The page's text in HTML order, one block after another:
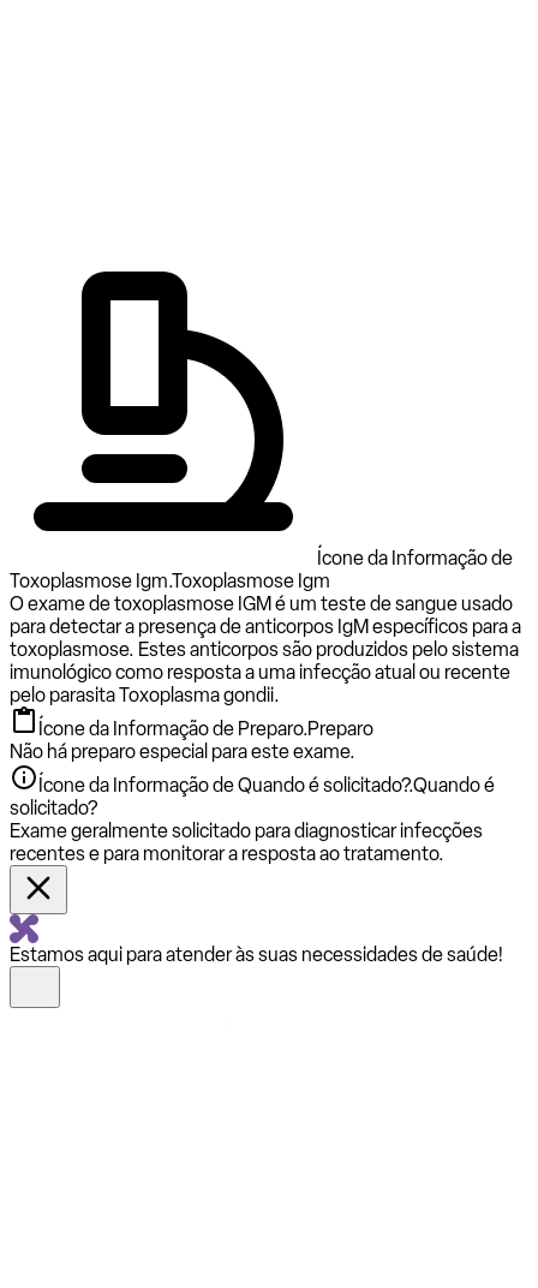
Ícone da Informação de
Toxoplasmose Igm.Toxoplasmose Igm
O exame de toxoplasmose IGM é um teste de sangue usado
para detectar a presença de anticorpos IgM específicos para a
toxoplasmose. Estes anticorpos são produzidos pelo sistema
imunológico como resposta a uma infecção atual ou recente
pelo parasita Toxoplasma gondii.
Ícone da Informação de Preparo.Preparo
Não há preparo especial para este exame.
Ícone da Informação de Quando é solicitado?.Quando é
solicitado?
Exame geralmente solicitado para diagnosticar infecções
recentes e para monitorar a resposta ao tratamento.
Estamos aqui para atender às suas necessidades de saúde!